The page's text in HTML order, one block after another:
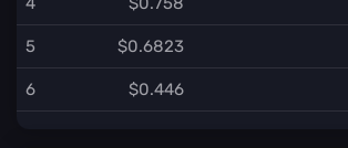
5 $0.6823
6 $0.446